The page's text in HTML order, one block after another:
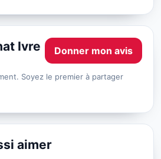
Ivre Donner mon avis
Soyez le premier à partager
aimer